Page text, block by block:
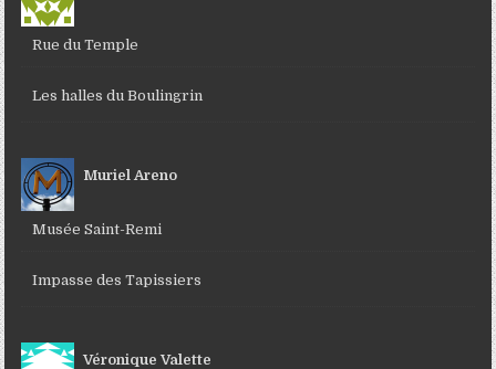
Rue du Temple
Les halles du Boulingrin
Muriel Areno
Musée Saint-Remi
Impasse des Tapissiers
Véronique Valette